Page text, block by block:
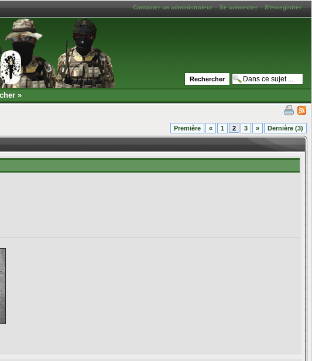
Contacter un administrateur::Se connecter::S'enregistrer
»
Première « 1 2 3 » Dernière (3)